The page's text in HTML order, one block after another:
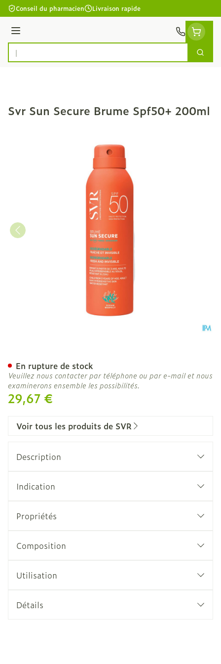
Aller au contenu
Conseil du pharmacien Livraison rapide
Menu
Rechercher
Svr Sun Secure Brume Spf50+ 200ml
29,67 €
En rupture de stock
Veuillez nous contacter par téléphone ou par e-mail et nous
examinerons ensemble les possibilités.
Voir tous les produits de SVR
Description
Indication
Propriétés
Composition
Utilisation
Détails